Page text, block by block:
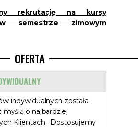
rekrutację na kursy
semestrze zimowym
OFERTA
indywidualnych została
myślą o najbardziej
Klientach. Dostosujemy